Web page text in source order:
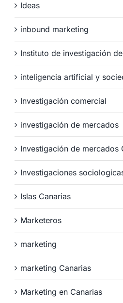
Ideas
inbound marketing
Instituto de investigación
inteligencia artificial y
Investigación comercial
investigación de mercados
Investigación de mercados
Investigaciones
Islas Canarias
Marketeros
marketing
marketing Canarias
Marketing en Canarias